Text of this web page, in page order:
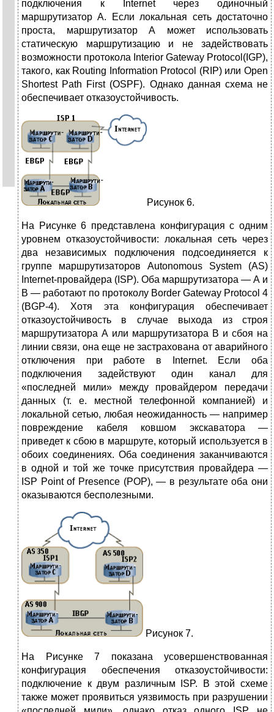
подключения к Internet через одиночный
маршрутизатор А. Если локальная сеть достаточно
проста, маршрутизатор А может использовать
статическую маршрутизацию и не задействовать
возможности протокола Interior Gateway Protocol(IGP),
такого, как Routing Information Protocol (RIP) или Open
Shortest Path First (OSPF). Однако данная схема не
обеспечивает отказоустойчивость.
Рисунок 6.
На Рисунке 6 представлена конфигурация с одним
уровнем отказоустойчивости: локальная сеть через
два независимых подключения подсоединяется к
группе маршрутизаторов Autonomous System (AS)
Internet-провайдера (ISP). Оба маршрутизатора — А и
В — работают по протоколу Border Gateway Protocol 4
(BGP-4). Хотя эта конфигурация обеспечивает
отказоустойчивость в случае выхода из строя
маршрутизатора А или маршрутизатора В и сбоя на
линии связи, она еще не застрахована от аварийного
отключения при работе в Internet. Если оба
подключения задействуют один канал для
«последней мили» между провайдером передачи
данных (т. е. местной телефонной компанией) и
локальной сетью, любая неожиданность — например
повреждение кабеля ковшом экскаватора —
приведет к сбою в маршруте, который используется в
обоих соединениях. Оба соединения заканчиваются
в одной и той же точке присутствия провайдера —
ISP Point of Presence (POP), — в результате оба они
оказываются бесполезными.
Рисунок 7.
На Рисунке 7 показана усовершенствованная
конфигурация обеспечения отказоустойчивости:
подключение к двум различным ISP. В этой схеме
также может проявиться уязвимость при разрушении